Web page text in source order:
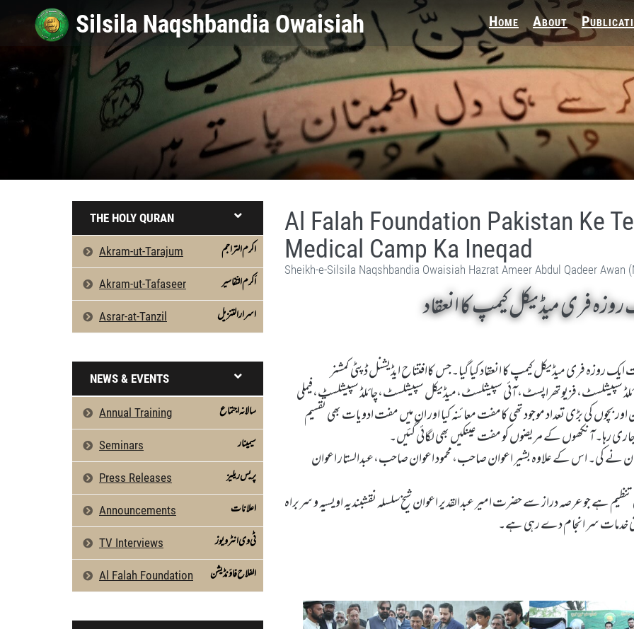
Home About
THE HOLY QURAN
Akram-ut-Tarajum اکرم التراجم
Akram-ut-Tafaseer اَکرم التّفاسیر
Asrar-at-Tanzil اسرارالتنزیل
NEWS & EVENTS
Annual Training سالانہ اجتماع
Seminars سیمینار
Press Releases پریس ریلیز
Announcements اعلانات
TV Interviews ٹی وی انٹرویوز
Al Falah Foundation الفلاح فاؤنڈیشن
Al Falah Foundation Pakistan Ke
Medical Camp Ka Ineqad
Sheikh-e-Silsila Naqshbandia Owaisiah Hazrat Ameer Abdul Qadeer Awan
فری میڈیکل کیمپ کا انعقاد
روزہ فری میڈیکل کیمپ کا انعقاد کیا گیا۔جس کاافتتاح ایڈیشنل ڈپٹی کمشنر
صاحب نے کیا۔کیمپ میں 7 ماہر ڈاکٹرزچائلڈ سپیشلسٹ،فزیوتھراپسٹ،آئی سپیشلسٹ،میڈیکل سپیشلسٹ،چائلڈ سپیشلسٹ،فیملی
885 مریضوں جن میں خواتین اور بچوں کی بڑی تعداد موجود تھی کامفت معائنہ کیا اور ان میں مفت ادویات بھی تقسیم
نے کی۔ اس کے علاوہ بشیر اعوان صاحب،محمود اعوان صاحب،عبدالستار اعوان
تنظیم ہے جو عرصہ دراز سے حضرت امیر عبدالقدیر اعوان شیخ سلسلہ نقشبندیہ اویسیہ و سربراہ
خدمات سر انجام دے رہی ہے۔